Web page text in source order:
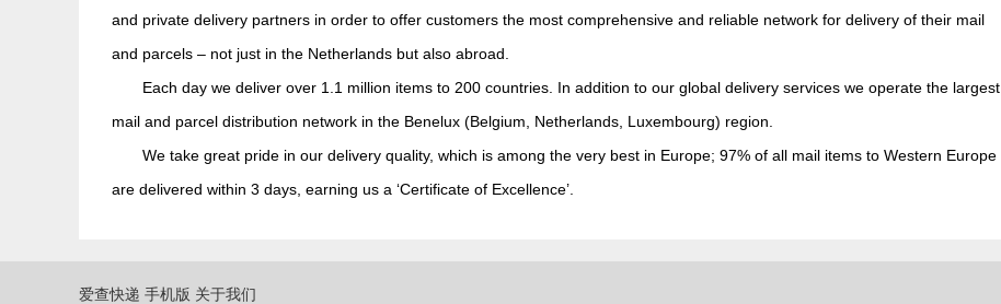
and private delivery partners in order to offer customers the most comprehensive and reliable network for delivery of their mail
and parcels – not just in the Netherlands but also abroad.
Each day we deliver over 1.1 million items to 200 countries. In addition to our global delivery services we operate the largest
mail and parcel distribution network in the Benelux (Belgium, Netherlands, Luxembourg) region.
We take great pride in our delivery quality, which is among the very best in Europe; 97% of all mail items to Western Europe
are delivered within 3 days, earning us a ‘Certificate of Excellence’.
爱查快递 手机版 关于我们